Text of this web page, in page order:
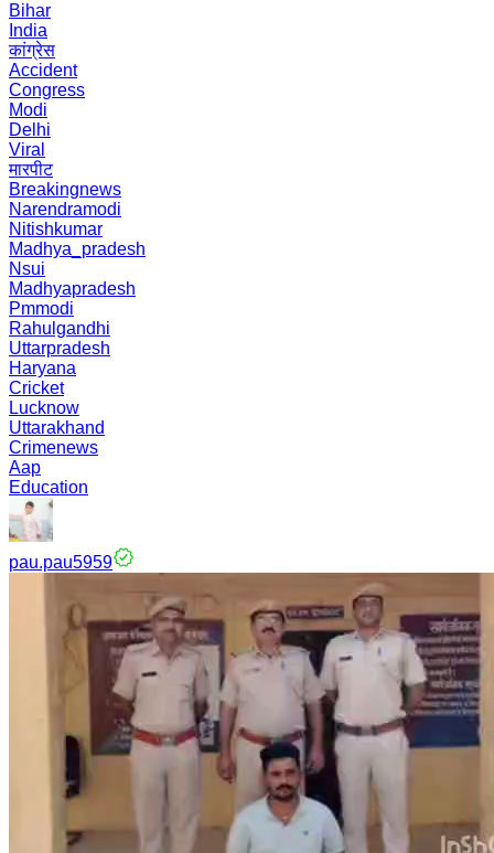
Bihar
India
कांग्रेस
Accident
Congress
Modi
Delhi
Viral
मारपीट
Breakingnews
Narendramodi
Nitishkumar
Madhya_pradesh
Nsui
Madhyapradesh
Pmmodi
Rahulgandhi
Uttarpradesh
Haryana
Cricket
Lucknow
Uttarakhand
Crimenews
Aap
Education
pau.pau5959